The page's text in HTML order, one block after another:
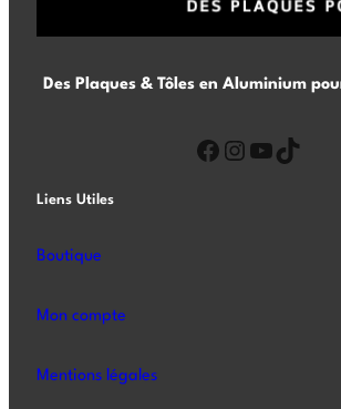
Des Plaques & Tôles en Aluminium
Liens Utiles
Boutique
Mon compte
Mentions légales